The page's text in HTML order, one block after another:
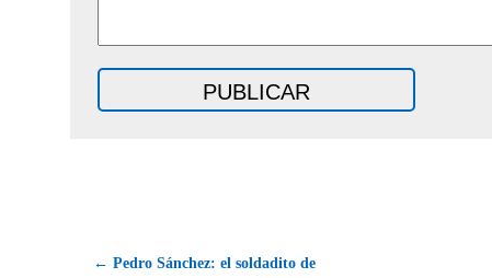
← Pedro Sánchez: el soldadito de